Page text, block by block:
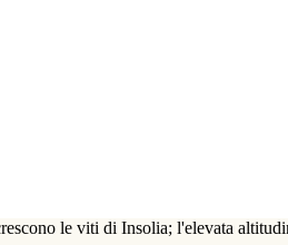
le viti di Insolia; l'elevata